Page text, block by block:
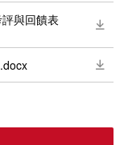
與回饋表